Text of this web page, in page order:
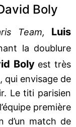
Boly
Team,
Luis
la doublure
Bolyest très
qui envisage de
Le titi parisien
première
d’un match de